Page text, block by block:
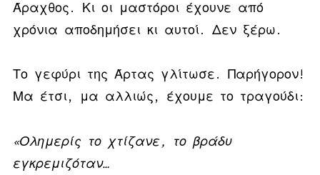
Άραχθος. Κι οι μαστόροι έχουνε από
χρόνια αποδημήσει κι αυτοί. Δεν ξέρω.
Το γεφύρι της Άρτας γλίτωσε. Παρήγορον!
Μα έτσι, μα αλλιώς, έχουμε το τραγούδι:
«Ολημερίς το χτίζανε,
το βράδυ
εγκρεμιζόταν…